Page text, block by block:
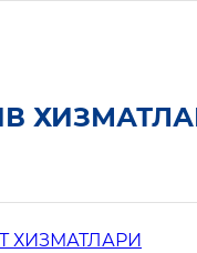
ХИЗМАТЛАРИ